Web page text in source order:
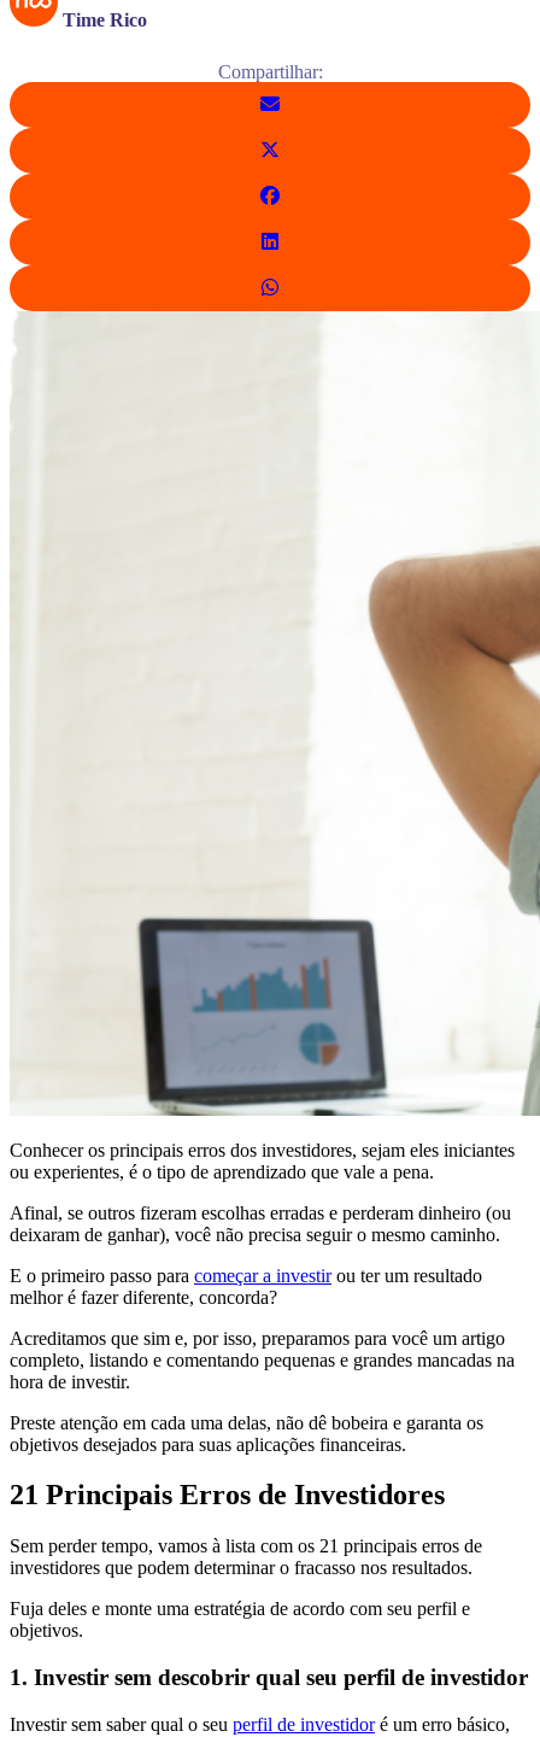
Time Rico
Compartilhar:
Conhecer os principais erros dos investidores, sejam eles iniciantes
ou experientes, é o tipo de aprendizado que vale a pena.
Afinal, se outros fizeram escolhas erradas e perderam dinheiro (ou
deixaram de ganhar), você não precisa seguir o mesmo caminho.
E o primeiro passo para começar a investirou ter um resultado
melhor é fazer diferente, concorda?
Acreditamos que sim e, por isso, preparamos para você um artigo
completo, listando e comentando pequenas e grandes mancadas na
hora de investir.
Preste atenção em cada uma delas, não dê bobeira e garanta os
objetivos desejados para suas aplicações financeiras.
21 Principais Erros de Investidores
Sem perder tempo, vamos à lista com os 21 principais erros de
investidores que podem determinar o fracasso nos resultados.
Fuja deles e monte uma estratégia de acordo com seu perfil e
objetivos.
1. Investir sem descobrir qual seu perfil de investidor
Investir sem saber qual o seu perfil de investidoré um erro básico,